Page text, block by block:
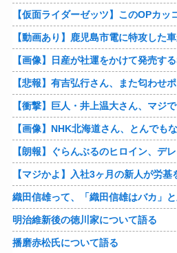
【画像】日産が社運をかけて発売す
【衝撃】巨人・井上温大さん、マジ
【朗報】ぐらんぶるのヒロイン、デ
明治維新後の徳川家について語る
播磨赤松氏について語る